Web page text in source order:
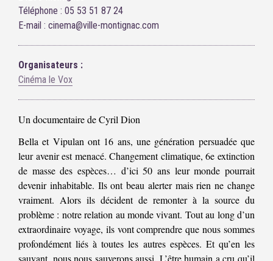
Téléphone : 05 53 51 87 24
E-mail : cinema@ville-montignac.com
Organisateurs :
Cinéma le Vox
Un documentaire de Cyril Dion
Bella et Vipulan ont 16 ans, une génération persuadée que
leur avenir est menacé. Changement climatique, 6e extinction
de masse des espèces… d’ici 50 ans leur monde pourrait
devenir inhabitable. Ils ont beau alerter mais rien ne change
vraiment. Alors ils décident de remonter à la source du
problème : notre relation au monde vivant. Tout au long d’un
extraordinaire voyage, ils vont comprendre que nous sommes
profondément liés à toutes les autres espèces. Et qu’en les
sauvant, nous nous sauverons aussi. L’être humain a cru qu’il